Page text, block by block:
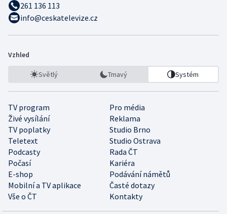
261 136 113
info@ceskatelevize.cz
Vzhled
Světlý Tmavý Systém
TV program
Pro média
Živé vysílání
Reklama
TV poplatky
Studio Brno
Teletext
Studio Ostrava
Podcasty
Rada ČT
Počasí
Kariéra
E-shop
Podávání námětů
Mobilní a TV aplikace
Časté dotazy
Vše o ČT
Kontakty